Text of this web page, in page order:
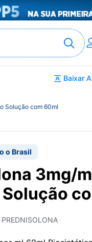
Baixar
Solução com 60ml
o Brasil
3mg/